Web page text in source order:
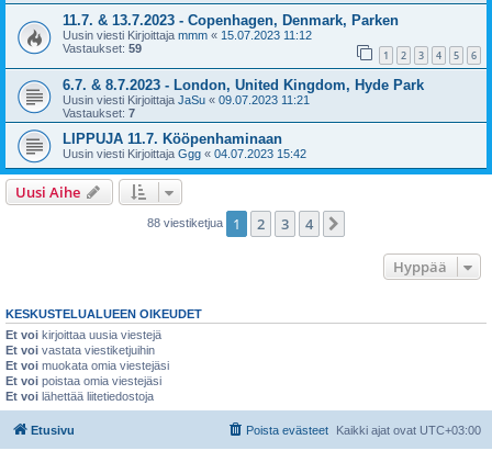
11.7. & 13.7.2023 - Copenhagen, Denmark, Parken
Uusin viesti Kirjoittaja mmm « 15.07.2023 11:12
Vastaukset: 59 1 2 3 4 5 6
6.7. & 8.7.2023 - London, United Kingdom, Hyde Park
Uusin viesti Kirjoittaja JaSu « 09.07.2023 11:21
Vastaukset: 7
LIPPUJA 11.7. Kööpenhaminaan
Uusin viesti Kirjoittaja Ggg « 04.07.2023 15:42
Uusi Aihe
88 viestiketjua 1 2 3 4
Hyppää
KESKUSTELUALUEEN OIKEUDET
Et voi kirjoittaa uusia viestejä
Et voi vastata viestiketjuihin
Et voi muokata omia viestejäsi
Et voi poistaa omia viestejäsi
Et voi lähettää liitetiedostoja
Etusivu Kaikki ajat ovat UTC+03:00
Poista evästeet